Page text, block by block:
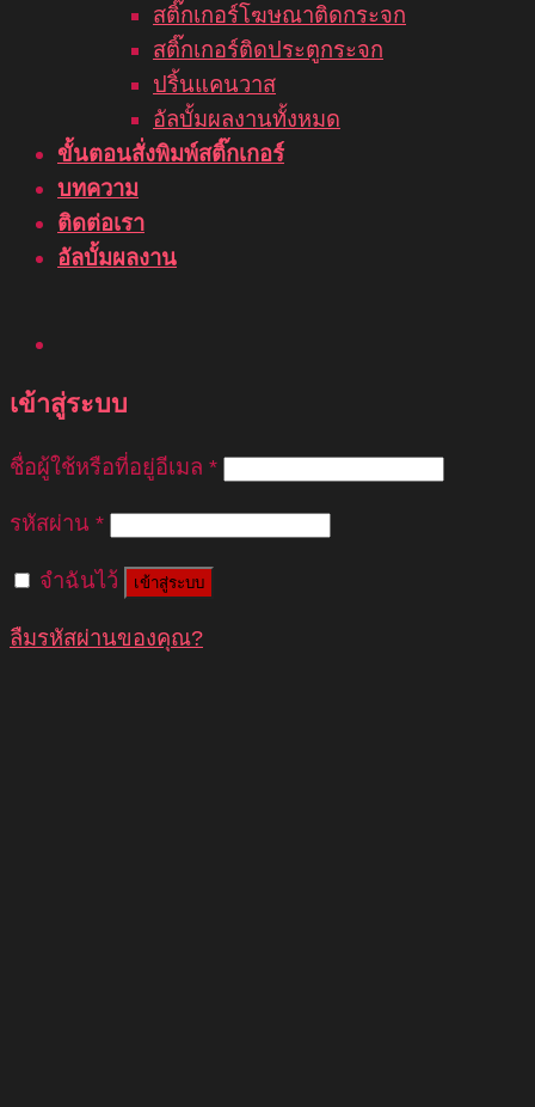
สติ๊กเกอร์โฆษณาติดกระจก
สติ๊กเกอร์ติดประตูกระจก
ปริ้นแคนวาส
อัลบั้มผลงานทั้งหมด
ขั้นตอนสั่งพิมพ์สติ๊กเกอร์
บทความ
ติดต่อเรา
อัลบั้มผลงาน
เข้าสู่ระบบ
ชื่อผู้ใช้หรือที่อยู่อีเมล *
รหัสผ่าน *
จำฉันไว้ เข้าสู่ระบบ
ลืมรหัสผ่านของคุณ?